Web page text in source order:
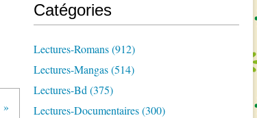
Catégories
Lectures-Romans(912)
Lectures-Mangas(514)
Lectures-Bd (375)
Lectures-Documentaires(300)